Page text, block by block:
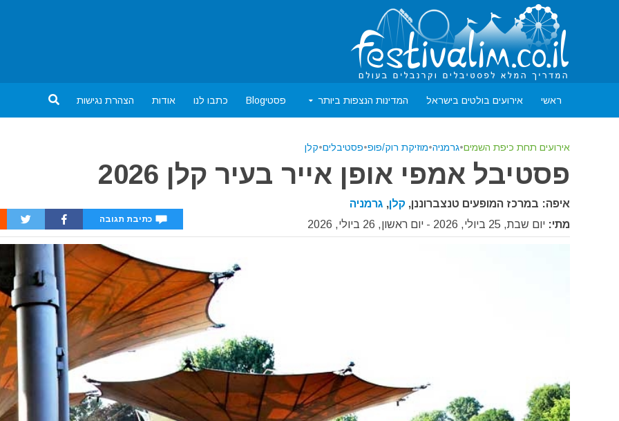
ראשי אירועים בולטים בישראל המדינות הנצפות ביותר פסטיBlog כתבו לנו אודות הצהרת נגישות
אירועים תחת כיפת השמים•גרמניה•מוזיקת רוק/פופ•פסטיבלים•קלן
פסטיבל אמפי אופן אייר בעיר קלן 2026
איפה: במרכז המופעים טנצברוננן, קלן, גרמניה
מתי: יום שבת, 25 ביולי, 2026 - יום ראשון, 26 ביולי, 2026 כתיבת תגובה